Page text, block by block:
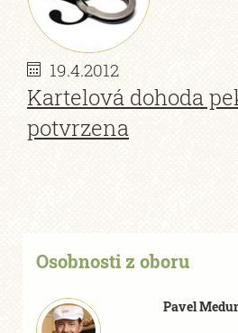
19.4.2012
Kartelová dohoda
potvrzena
Osobnosti z oboru
Pavel